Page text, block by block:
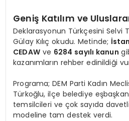
Geniş Katılım ve
Deklarasyonun Türkçesini Selvi
Gülay Kılıç okudu. Metinde;
CEDAWve 6284 sayılı kanun
kazanımların rehber edinildiği
Programa; DEM Parti Kadın
Türkoğlu, ilçe belediye
temsilcileri ve çok sayıda davetli
modeline tam destek verdi.